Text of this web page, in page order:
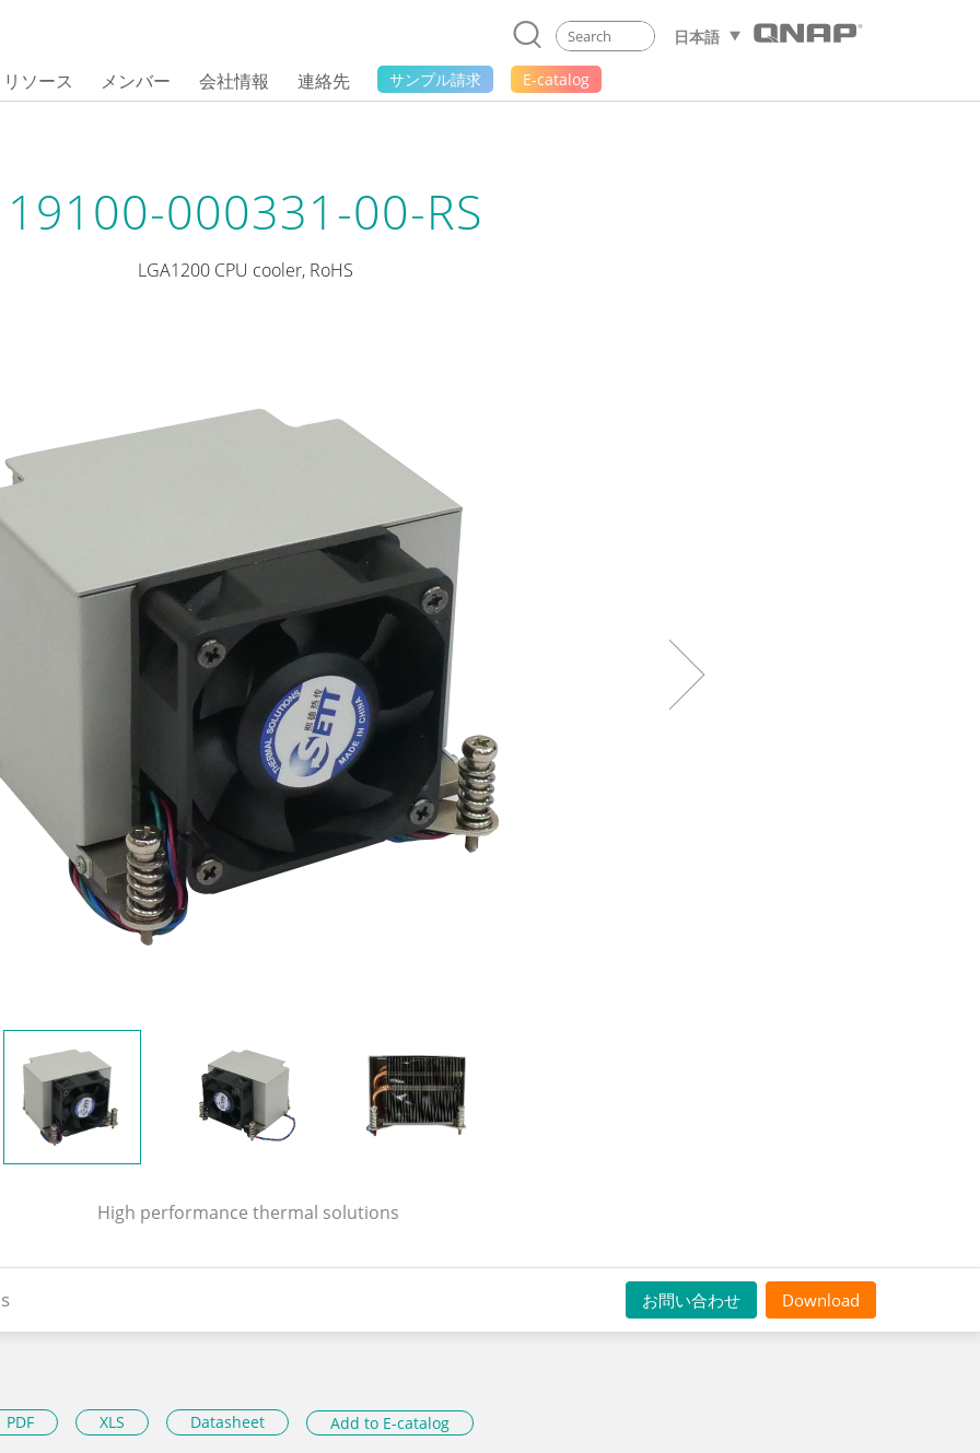
日本語
リソース メンバー 会社情報 連絡先 サンプル請求 E-catalog
19100-000331-00-RS
LGA1200 CPU cooler, RoHS
High performance thermal solutions
お問い合わせ Download
PDF XLS Datasheet Add to E-catalog